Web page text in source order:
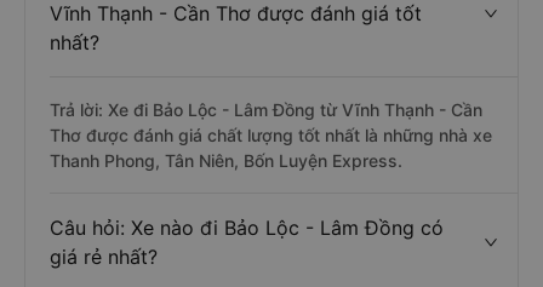
Vĩnh Thạnh - Cần Thơ được đánh giá tốt
nhất?
Trả lời: Xe đi Bảo Lộc - Lâm Đồng từ Vĩnh Thạnh - Cần
Thơ được đánh giá chất lượng tốt nhất là những nhà xe
Thanh Phong, Tân Niên, Bốn Luyện Express.
Câu hỏi: Xe nào đi Bảo Lộc - Lâm Đồng có
giá rẻ nhất?